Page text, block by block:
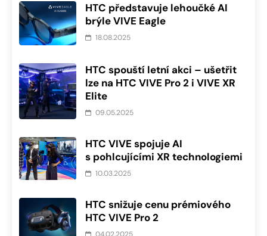
HTC představuje lehoučké AI
brýle VIVE Eagle
18.08.2025
HTC spouští letní akci – ušetřit
lze na HTC VIVE Pro 2 i VIVE XR
Elite
09.05.2025
HTC VIVE spojuje AI
s pohlcujícími XR technologiemi
10.03.2025
HTC snižuje cenu prémiového
HTC VIVE Pro 2